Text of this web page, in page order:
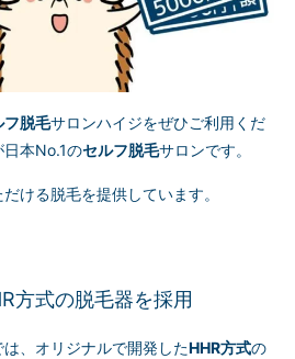
フ脱毛サロンハイジをぜひご利用くだ
本No.1のセルフ脱毛サロンです。
ける脱毛を提供しています。
方式の脱毛器を採用
、オリジナルで開発したHHR方式の